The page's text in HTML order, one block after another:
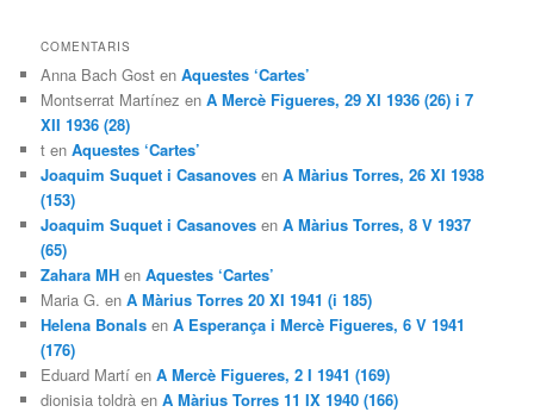
COMENTARIS
Anna Bach Gost enAquestes ‘Cartes’
Montserrat Martínez enA Mercè Figueres, 29 XI 1936 (26) i 7
XII 1936 (28)
t enAquestes ‘Cartes’
Joaquim Suquet i Casanoves enA Màrius Torres, 26 XI 1938
(153)
Joaquim Suquet i Casanoves enA Màrius Torres, 8 V 1937
(65)
Zahara MH enAquestes ‘Cartes’
Maria G. enA Màrius Torres 20 XI 1941 (i 185)
Helena Bonals enA Esperança i Mercè Figueres, 6 V 1941
(176)
Eduard Martí enA Mercè Figueres, 2 I 1941 (169)
dionisia toldrà enA Màrius Torres 11 IX 1940 (166)